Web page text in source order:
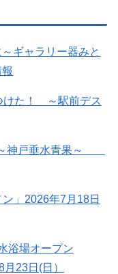
ギャラリー器みと
けた！ ～駅前デス
神戸垂水青果～
」2026年7月18日
浴場オープン
23日(日）